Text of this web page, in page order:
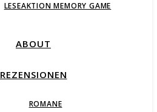
LESEAKTION MEMORY GAME
ABOUT
REZENSIONEN
ROMANE